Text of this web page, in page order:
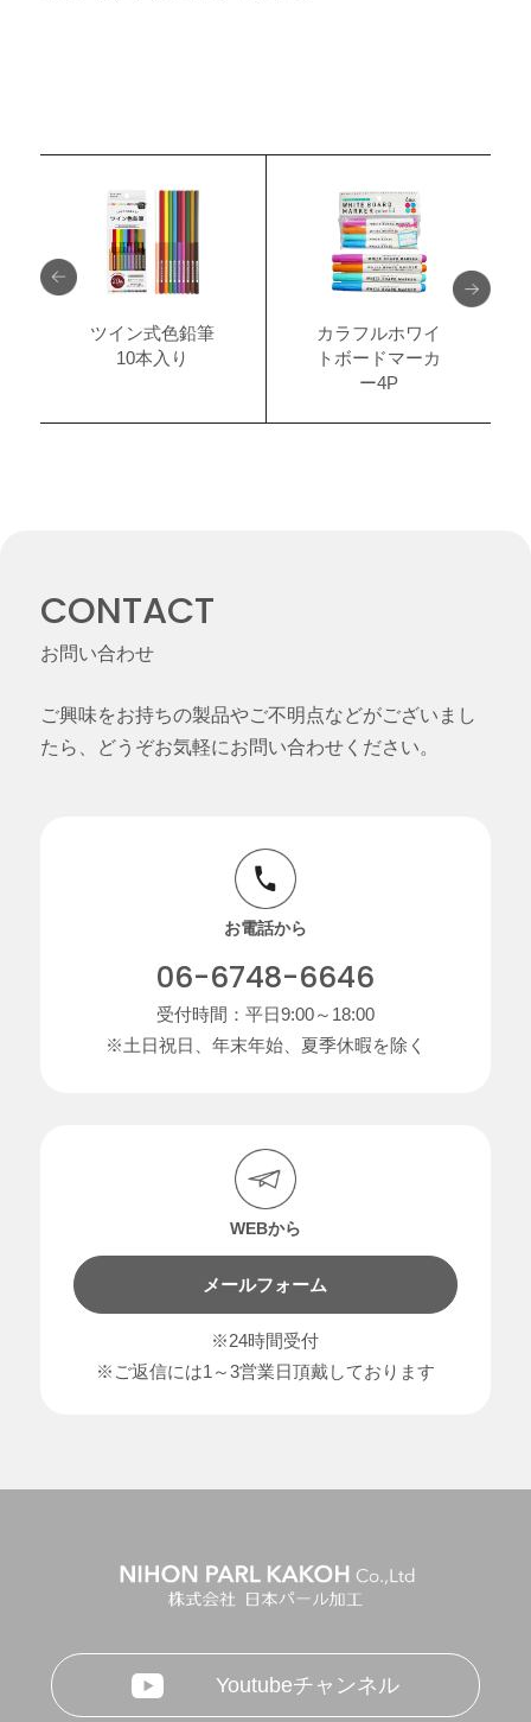
ツイン式色鉛筆
10本入り
カラフルホワイ
トボードマーカ
ー4P
CONTACT
お問い合わせ
ご興味をお持ちの製品やご不明点などがございまし
たら、どうぞお気軽にお問い合わせください。
お電話から
06-6748-6646
受付時間：平日9:00～18:00
※土日祝日、年末年始、夏季休暇を除く
WEBから
メールフォーム
※24時間受付
※ご返信には1～3営業日頂戴しております
Youtubeチャンネル